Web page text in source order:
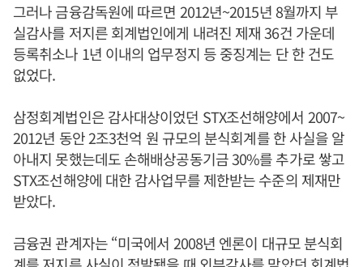
그러나 금융감독원에 따르면 2012년~2015년 8월까지 부
실감사를 저지른 회계법인에게 내려진 제재 36건 가운데
등록취소나 1년 이내의 업무정지 등 중징계는 단 한 건도
없었다.
삼정회계법인은 감사대상이었던 STX조선해양에서 2007~
2012년 동안 2조3천억 원 규모의 분식회계를 한 사실을 알
아내지 못했는데도 손해배상공동기금 30%를 추가로 쌓고
STX조선해양에 대한 감사업무를 제한받는 수준의 제재만
받았다.
금융권 관계자는 “미국에서 2008년 엔론이 대규모 분식회